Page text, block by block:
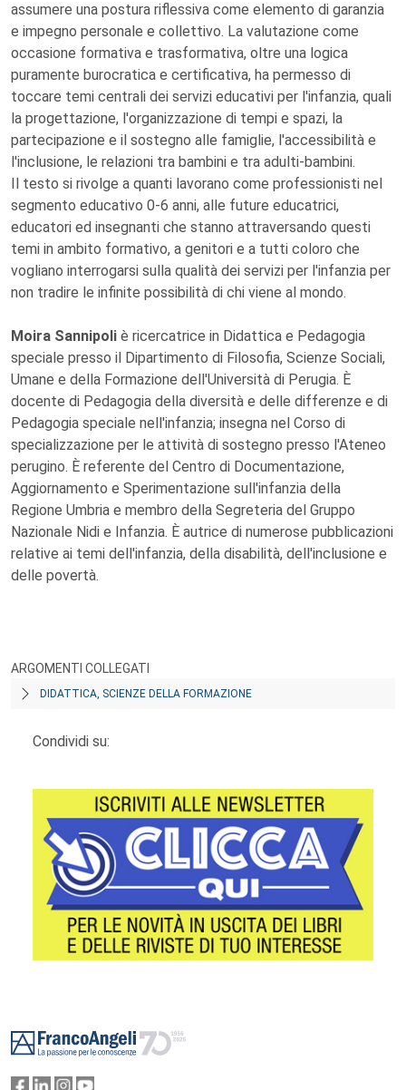
assumere una postura riflessiva come elemento di garanzia
e impegno personale e collettivo. La valutazione come
occasione formativa e trasformativa, oltre una logica
puramente burocratica e certificativa, ha permesso di
toccare temi centrali dei servizi educativi per l'infanzia, quali
la progettazione, l'organizzazione di tempi e spazi, la
partecipazione e il sostegno alle famiglie, l'accessibilità e
l'inclusione, le relazioni tra bambini e tra adulti-bambini.
Il testo si rivolge a quanti lavorano come professionisti nel
segmento educativo 0-6 anni, alle future educatrici,
educatori ed insegnanti che stanno attraversando questi
temi in ambito formativo, a genitori e a tutti coloro che
vogliano interrogarsi sulla qualità dei servizi per l'infanzia per
non tradire le infinite possibilità di chi viene al mondo.
Moira Sannipoli è ricercatrice in Didattica e Pedagogia
speciale presso il Dipartimento di Filosofia, Scienze Sociali,
Umane e della Formazione dell'Università di Perugia. È
docente di Pedagogia della diversità e delle differenze e di
Pedagogia speciale nell'infanzia; insegna nel Corso di
specializzazione per le attività di sostegno presso l'Ateneo
perugino. È referente del Centro di Documentazione,
Aggiornamento e Sperimentazione sull'infanzia della
Regione Umbria e membro della Segreteria del Gruppo
Nazionale Nidi e Infanzia. È autrice di numerose pubblicazioni
relative ai temi dell'infanzia, della disabilità, dell'inclusione e
delle povertà.
ARGOMENTI COLLEGATI
DIDATTICA, SCIENZE DELLA FORMAZIONE
Condividi su: